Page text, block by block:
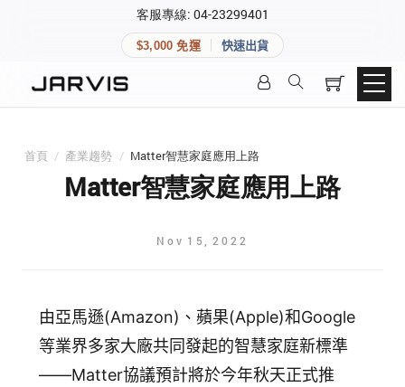
客服專線: 04-23299401
$3,000 免運 快速出貨
首頁 / 產業趨勢 / Matter智慧家庭應用上路
Matter智慧家庭應用上路
Nov 15 2022
由亞馬遜(Amazon)、蘋果(Apple)和Google
等業界多家大廠共同發起的智慧家庭新標準
——Matter協議預計將於今年秋天正式推
快速連結
Matter 智慧家庭
精品家電
登入後可查看訂單、會員資料與收藏清單。
建立新帳號